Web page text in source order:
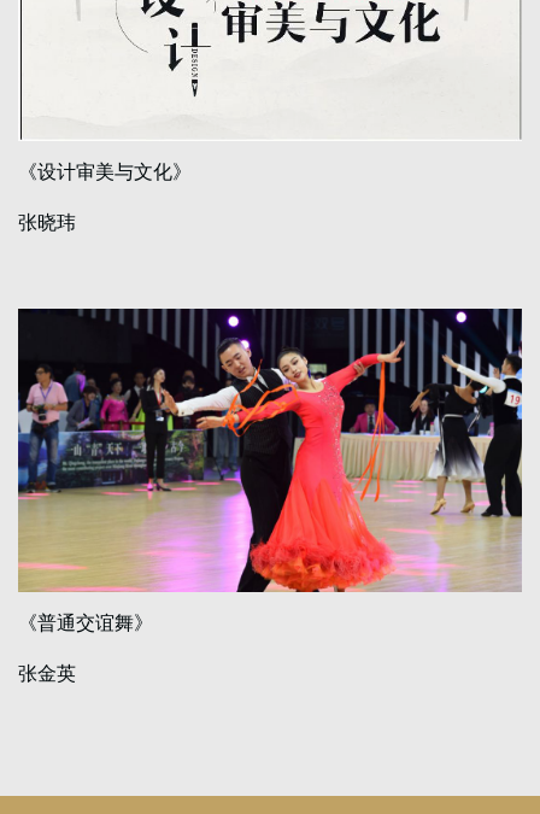
《设计审美与文化》
张晓玮
《普通交谊舞》
张金英